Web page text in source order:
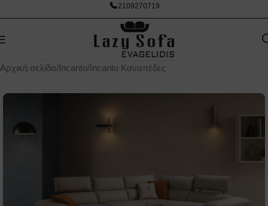
2109270719
Αρχική σελίδα/Incanto/Incanto Καναπέδες